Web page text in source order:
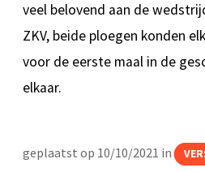
veel belovend aan de
ZKV, beide ploegen konden
voor de eerste maal in de
elkaar.
geplaatst op 10/10/2021 in